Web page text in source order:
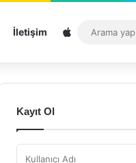
İletişim Sitemap
Kayıt Ol